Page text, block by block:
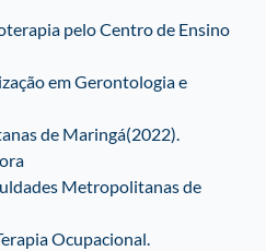
pelo Centro de Ensino
em Gerontologia e
de Maringá(2022).
Metropolitanas de
Ocupacional.